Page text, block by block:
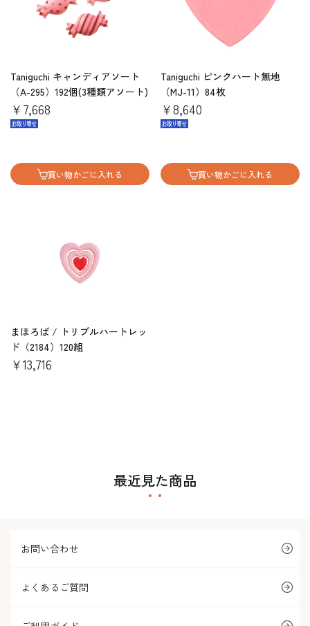
Taniguchi キャンディアソート
（A-295）192個(3種類アソート)
￥7,668
買い物かごに入れる
Taniguchi ピンクハート無地
（MJ-11）84枚
￥8,640
買い物かごに入れる
まほろば / トリプルハートレッ
ド（2184）120組
￥13,716
最近見た商品
お問い合わせ
よくあるご質問